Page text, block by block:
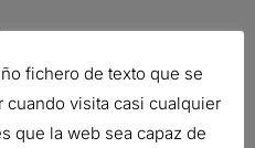
MUESTRAS DE
fichero de texto que se
cuando visita casi cualquier
que la web sea capaz de